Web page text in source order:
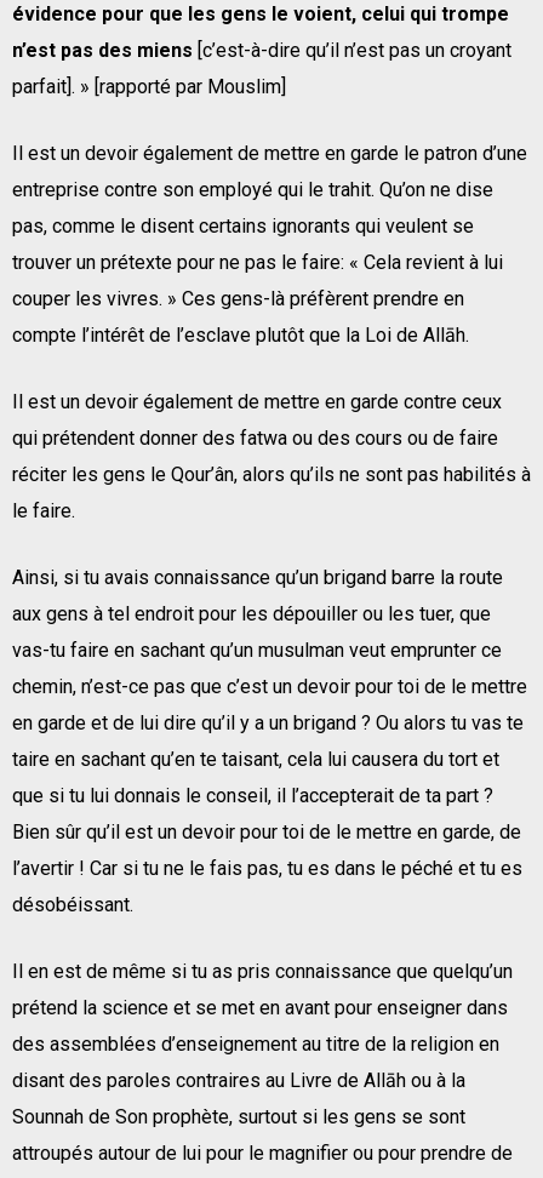
évidence pour que les gens le voient, celui qui trompe
n’est pas des miens [c’est-à-dire qu’il n’est pas un croyant
parfait]. » [rapporté par Mouslim]
Il est un devoir également de mettre en garde le patron d’une
entreprise contre son employé qui le trahit. Qu’on ne dise
pas, comme le disent certains ignorants qui veulent se
trouver un prétexte pour ne pas le faire: « Cela revient à lui
couper les vivres. » Ces gens-là préfèrent prendre en
compte l’intérêt de l’esclave plutôt que la Loi de Allāh.
Il est un devoir également de mettre en garde contre ceux
qui prétendent donner des fatwa ou des cours ou de faire
réciter les gens le Qour’ân, alors qu’ils ne sont pas habilités à
le faire.
Ainsi, si tu avais connaissance qu’un brigand barre la route
aux gens à tel endroit pour les dépouiller ou les tuer, que
vas-tu faire en sachant qu’un musulman veut emprunter ce
chemin, n’est-ce pas que c’est un devoir pour toi de le mettre
en garde et de lui dire qu’il y a un brigand ? Ou alors tu vas te
taire en sachant qu’en te taisant, cela lui causera du tort et
que si tu lui donnais le conseil, il l’accepterait de ta part ?
Bien sûr qu’il est un devoir pour toi de le mettre en garde, de
l’avertir ! Car si tu ne le fais pas, tu es dans le péché et tu es
désobéissant.
Il en est de même si tu as pris connaissance que quelqu’un
prétend la science et se met en avant pour enseigner dans
des assemblées d’enseignement au titre de la religion en
disant des paroles contraires au Livre de Allāh ou à la
Sounnah de Son prophète, surtout si les gens se sont
attroupés autour de lui pour le magnifier ou pour prendre de